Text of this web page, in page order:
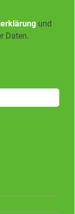
und
Daten.